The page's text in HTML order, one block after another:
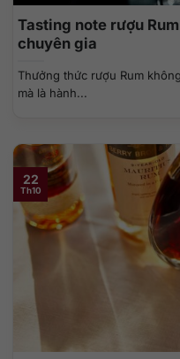
Tasting note rượu
chuyên gia
Thưởng thức rượu Rum
mà là hành...
22
Th10